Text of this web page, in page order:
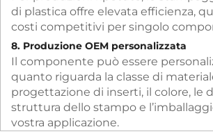
di plastica offre elevata efficienza,
costi competitivi per singolo
8. Produzione OEM personalizzata
Il componente può essere
quanto riguarda la classe di
progettazione di inserti, il colore, le
struttura dello stampo e
vostra applicazione.